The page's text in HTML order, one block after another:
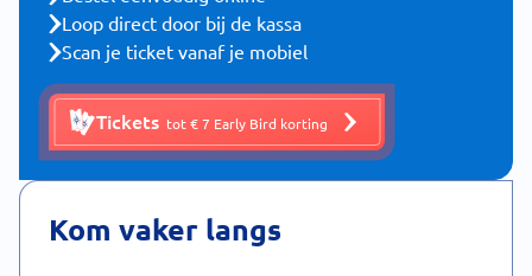
Loop direct door bij de kassa
Scan je ticket vanaf je mobiel
Tickets tot € 7 Early Bird korting
Kom vaker langs